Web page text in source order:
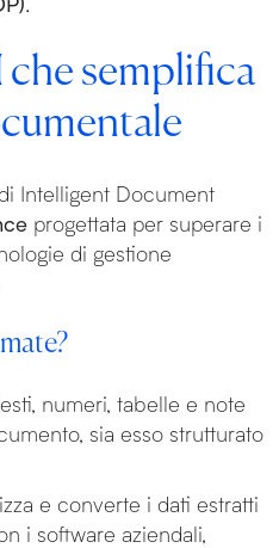
che semplifica
Intelligent Document
progettata per superare i
di gestione
numeri, tabelle e note
sia esso strutturato
e converte i dati estratti
i software aziendali,